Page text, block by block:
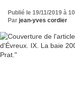
Publié le 19/11/2019 à
Par jean-yves cordier